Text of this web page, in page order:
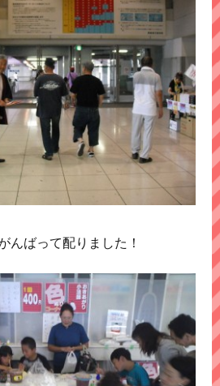
んばって配りました！